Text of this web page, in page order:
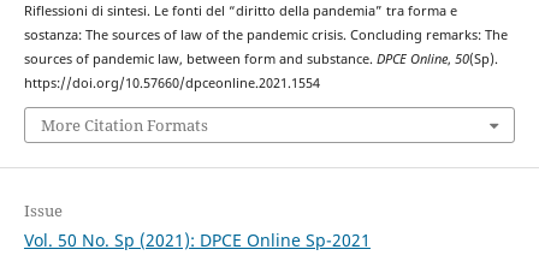
Riflessioni di sintesi. Le fonti del “diritto della pandemia” tra forma e
sostanza: The sources of law of the pandemic crisis. Concluding remarks: The
sources of pandemic law, between form and substance. DPCE Online, 50(Sp).
https://doi.org/10.57660/dpceonline.2021.1554
More Citation Formats
Issue
Vol. 50 No. Sp (2021): DPCE Online Sp-2021